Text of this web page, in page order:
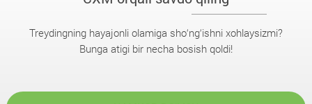
Treydingning hayajonli olamiga sho‘ng‘ishni xohlaysizmi?
Bunga atigi bir necha bosish qoldi!